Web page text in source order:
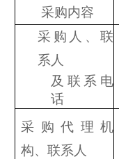
采购内容
采购人、联
系人
及联系电
话
采购代理机
构、联系人